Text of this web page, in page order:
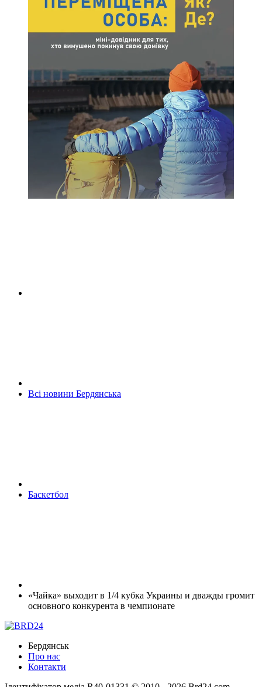
Всі новини Бердянська
Баскетбол
«Чайка» выходит в 1/4 кубка Украины и дважды громит
основного конкурента в чемпионате
Бердянськ
Про нас
Контакти